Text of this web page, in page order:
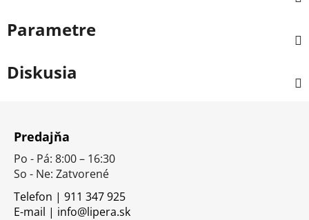
Parametre
Diskusia
Predajňa
Po - Pá: 8:00 – 16:30
So - Ne: Zatvorené
Telefon | 911 347 925
E-mail | info@lipera.sk